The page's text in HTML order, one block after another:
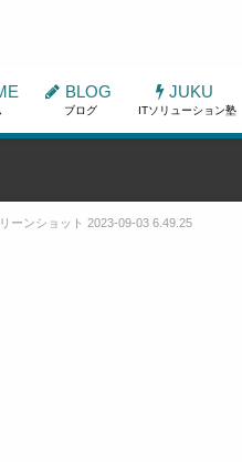
BLOG
ブログ
JUKU
ITソリューション塾
ーンショット 2023-09-03 6.49.25